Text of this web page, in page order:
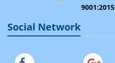
9001:2015
Social Network